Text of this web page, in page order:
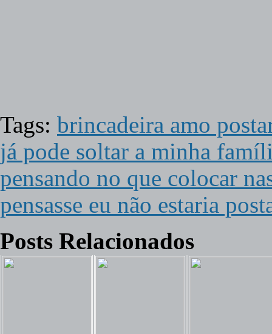
Tags: brincadeira amo
já pode soltar a minha
pensando no que colocar
pensasse eu não estaria
Posts Relacionados